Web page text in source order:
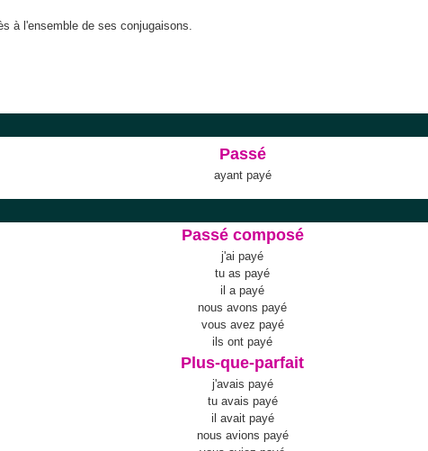
à l'ensemble de ses conjugaisons.
Passé
ayant payé
Passé composé
j'ai payé
tu as payé
il a payé
nous avons payé
vous avez payé
ils ont payé
Plus-que-parfait
j'avais payé
tu avais payé
il avait payé
nous avions payé